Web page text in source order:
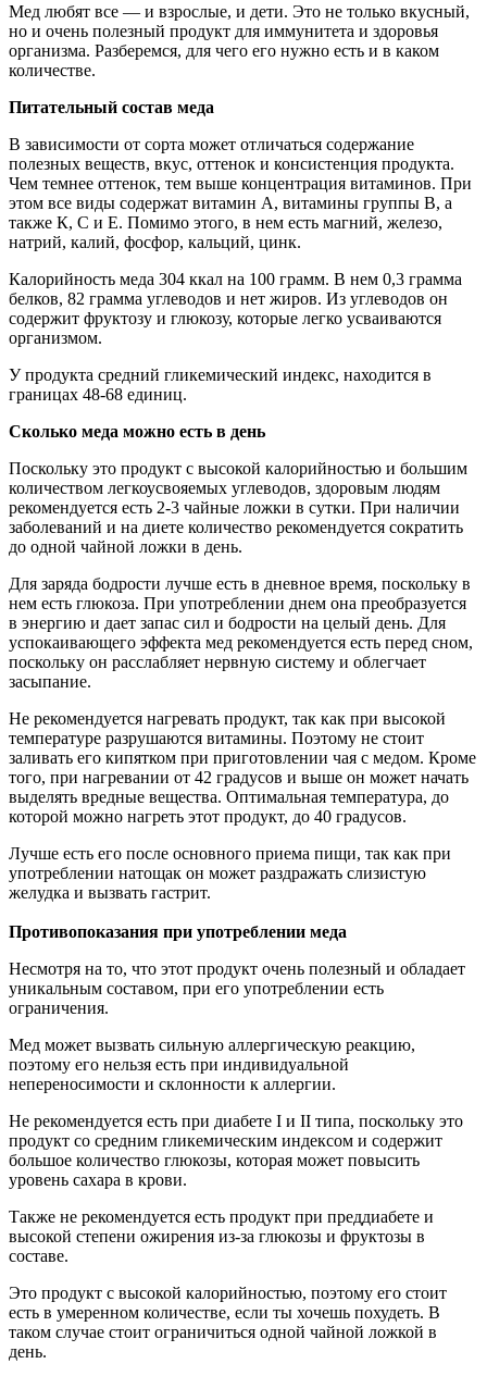
Мед любят все — и взрослые, и дети. Это не только вкусный,
но и очень полезный продукт для иммунитета и здоровья
организма. Разберемся, для чего его нужно есть и в каком
количестве.
Питательный состав меда
В зависимости от сорта может отличаться содержание
полезных веществ, вкус, оттенок и консистенция продукта.
Чем темнее оттенок, тем выше концентрация витаминов. При
этом все виды содержат витамин А, витамины группы В, а
также К, С и Е. Помимо этого, в нем есть магний, железо,
натрий, калий, фосфор, кальций, цинк.
Калорийность меда 304 ккал на 100 грамм. В нем 0,3 грамма
белков, 82 грамма углеводов и нет жиров. Из углеводов он
содержит фруктозу и глюкозу, которые легко усваиваются
организмом.
У продукта средний гликемический индекс, находится в
границах 48-68 единиц.
Сколько меда можно есть в день
Поскольку это продукт с высокой калорийностью и большим
количеством легкоусвояемых углеводов, здоровым людям
рекомендуется есть 2-3 чайные ложки в сутки. При наличии
заболеваний и на диете количество рекомендуется сократить
до одной чайной ложки в день.
Для заряда бодрости лучше есть в дневное время, поскольку в
нем есть глюкоза. При употреблении днем она преобразуется
в энергию и дает запас сил и бодрости на целый день. Для
успокаивающего эффекта мед рекомендуется есть перед сном,
поскольку он расслабляет нервную систему и облегчает
засыпание.
Не рекомендуется нагревать продукт, так как при высокой
температуре разрушаются витамины. Поэтому не стоит
заливать его кипятком при приготовлении чая с медом. Кроме
того, при нагревании от 42 градусов и выше он может начать
выделять вредные вещества. Оптимальная температура, до
которой можно нагреть этот продукт, до 40 градусов.
Лучше есть его после основного приема пищи, так как при
употреблении натощак он может раздражать слизистую
желудка и вызвать гастрит.
Противопоказания при употреблении меда
Несмотря на то, что этот продукт очень полезный и обладает
уникальным составом, при его употреблении есть
ограничения.
Мед может вызвать сильную аллергическую реакцию,
поэтому его нельзя есть при индивидуальной
непереносимости и склонности к аллергии.
Не рекомендуется есть при диабете I и II типа, поскольку это
продукт со средним гликемическим индексом и содержит
большое количество глюкозы, которая может повысить
уровень сахара в крови.
Также не рекомендуется есть продукт при преддиабете и
высокой степени ожирения из-за глюкозы и фруктозы в
составе.
Это продукт с высокой калорийностью, поэтому его стоит
есть в умеренном количестве, если ты хочешь похудеть. В
таком случае стоит ограничиться одной чайной ложкой в
день.